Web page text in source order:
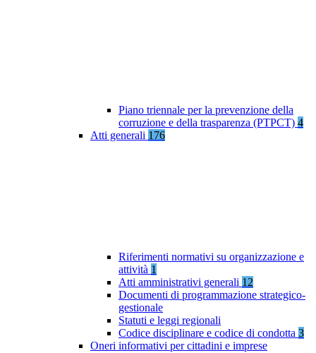
Piano triennale per la prevenzione della
corruzione e della trasparenza (PTPCT) 4
Atti generali 176
Riferimenti normativi su organizzazione e
attività 1
Atti amministrativi generali 12
Documenti di programmazione strategico-
gestionale
Statuti e leggi regionali
Codice disciplinare e codice di condotta 3
Oneri informativi per cittadini e imprese